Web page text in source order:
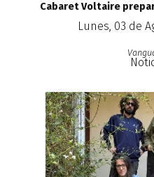
Cabaret Voltaire
Lunes, 03 de